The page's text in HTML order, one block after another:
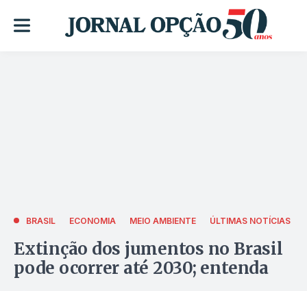
BRASIL ECONOMIA MEIO AMBIENTE ÚLTIMAS NOTÍCIAS
Extinção dos jumentos no Brasil
pode ocorrer até 2030; entenda